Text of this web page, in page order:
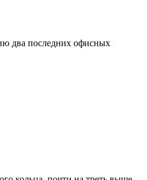
два последних офисных